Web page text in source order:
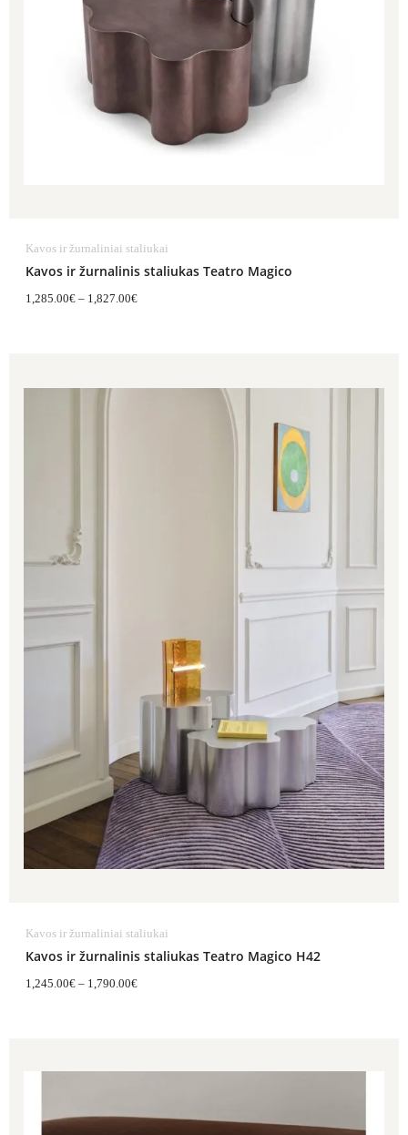
Kavos ir žurnaliniai staliukai
Kavos ir žurnalinis staliukas Teatro Magico
1,285.00€ – 1,827.00€
Kavos ir žurnaliniai staliukai
Kavos ir žurnalinis staliukas Teatro Magico H42
1,245.00€ – 1,790.00€
1,245.00€